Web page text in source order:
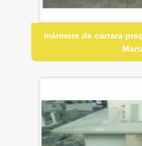
mármore de carrara